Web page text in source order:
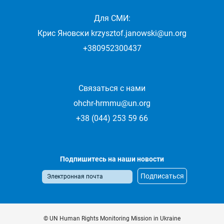
Для СМИ:
Крис Яновски krzysztof.janowski@un.org
+380952300437
Связаться с нами
ohchr-hrmmu@un.org
+38 (044) 253 59 66
Подпишитесь на наши новости
© UN Human Rights Monitoring Mission in Ukraine